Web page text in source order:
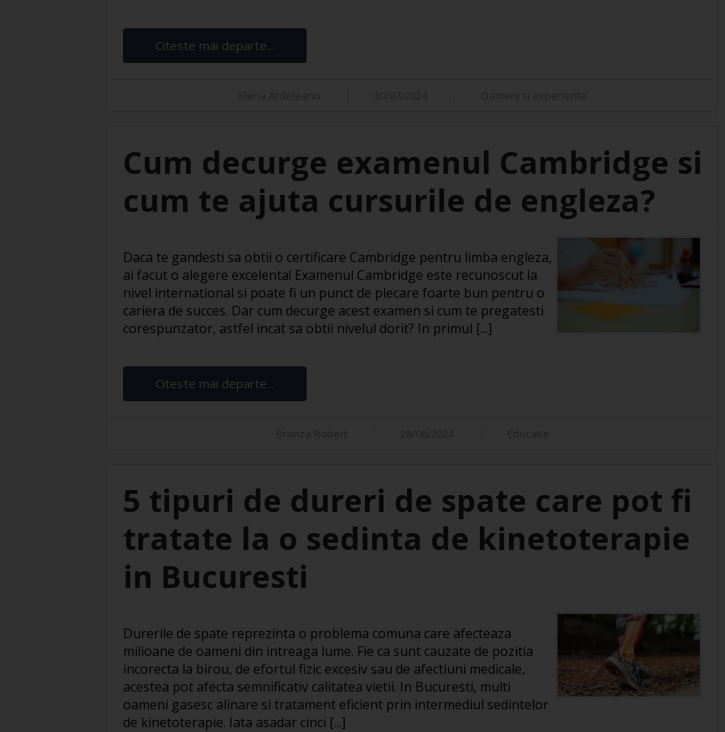
Citeste mai departe...
Cum decurge examenul Cambridge si
cum te ajuta cursurile de engleza?
Daca te gandesti sa obtii o certificare Cambridge pentru limba engleza,
ai facut o alegere excelenta! Examenul Cambridge este recunoscut la
nivel international si poate fi un punct de plecare foarte bun pentru o
cariera de succes. Dar cum decurge acest examen si cum te pregatesti
corespunzator, astfel incat sa obtii nivelul dorit? In primul [...]
Citeste mai departe...
5 tipuri de dureri de spate care pot fi
tratate la o sedinta de kinetoterapie
in Bucuresti
Durerile de spate reprezinta o problema comuna care afecteaza
milioane de oameni din intreaga lume. Fie ca sunt cauzate de pozitia
incorecta la birou, de efortul fizic excesiv sau de afectiuni medicale,
acestea pot afecta semnificativ calitatea vietii. In Bucuresti, multi
oameni gasesc alinare si tratament eficient prin intermediul sedintelor
de kinetoterapie. Iata asadar cinci [...]